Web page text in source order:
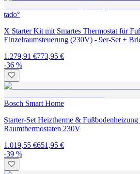
tado°
X Starter Kit mit Smartes Thermostat für
Einzelraumsteuerung (230V) - 9er-Set +
1.279,91 €773,95 €
-36 %
Bosch Smart Home
Starter-Set Heiztherme &
Raumthermostaten 230V
1.019,55 €651,95 €
-39 %